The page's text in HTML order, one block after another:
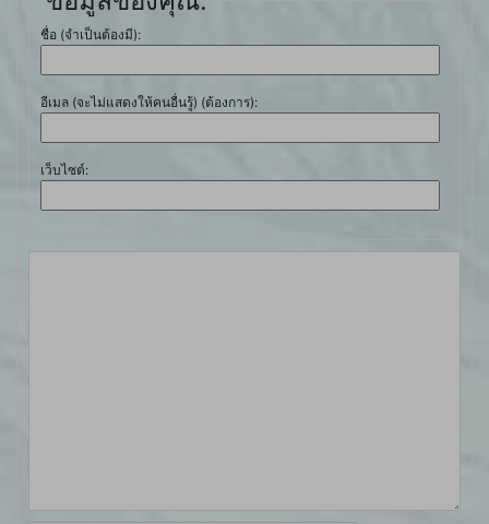
ชื่อ (จำเป็นต้องมี):
อีเมล (จะไม่แสดงให้คนอื่นรู้) (ต้องการ):
เว็บไซต์: